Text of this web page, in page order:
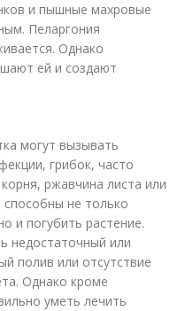
и пышные махровые
Пеларгония
Однако
ей и создают
могут вызывать
грибок, часто
ржавчина листа или
способны не только
и погубить растение.
недостаточный или
полив или отсутствие
Однако кроме
уметь лечить